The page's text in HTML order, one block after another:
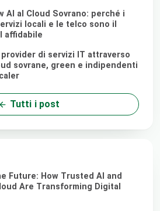
AI al Cloud Sovrano: perché i
locali e le telco sono il
affidabile
di servizi IT attraverso
sovrane, green e indipendenti
Tutti i post
Future: How Trusted AI and
Are Transforming Digital